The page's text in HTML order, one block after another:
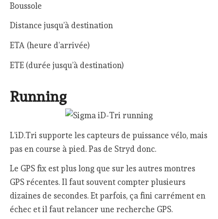
Boussole
Distance jusqu’à destination
ETA (heure d’arrivée)
ETE (durée jusqu’à destination)
Running
L’iD.Tri supporte les capteurs de puissance vélo, mais
pas en course à pied. Pas de Stryd donc.
Le GPS fix est plus long que sur les autres montres
GPS récentes. Il faut souvent compter plusieurs
dizaines de secondes. Et parfois, ça fini carrément en
échec et il faut relancer une recherche GPS.